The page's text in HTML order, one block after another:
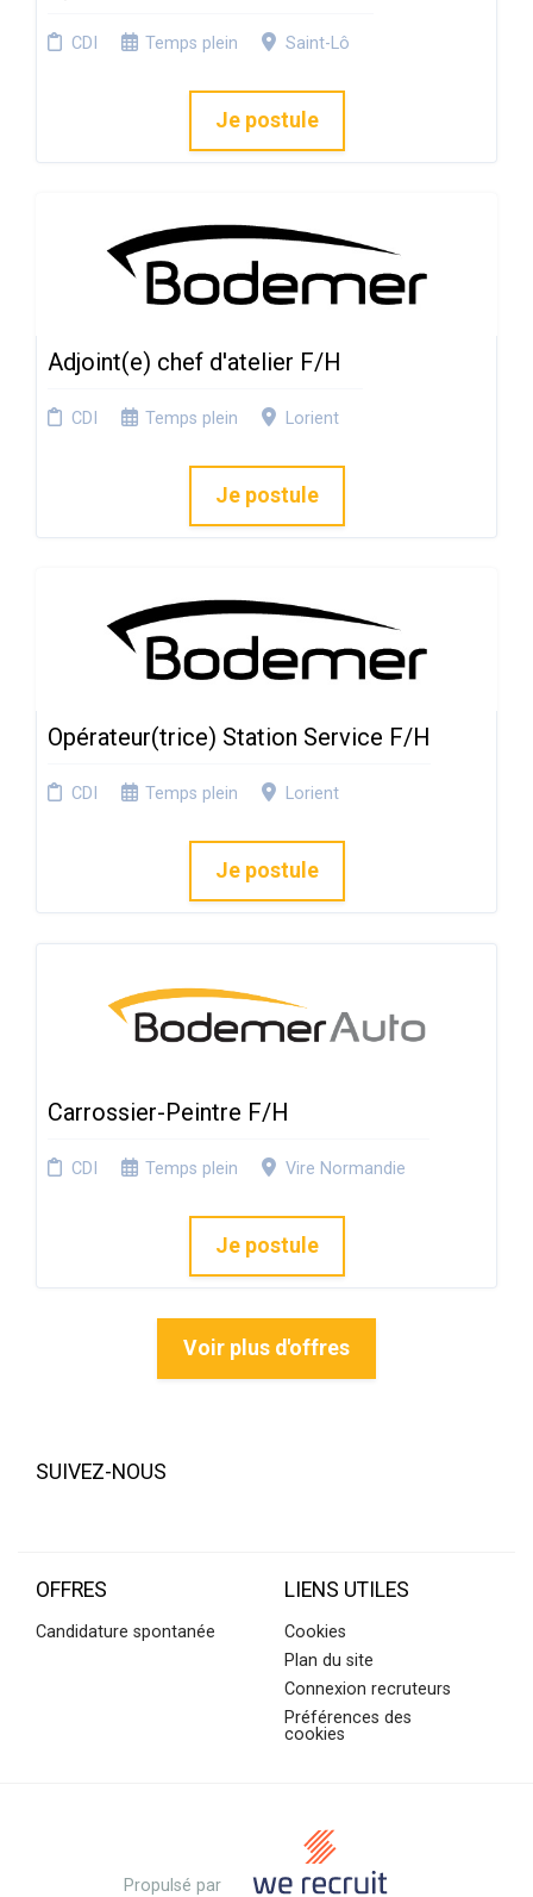
CDI Temps plein Saint-Lô
Je postule
Adjoint(e) chef d'atelier F/H
CDI Temps plein Lorient
Je postule
Opérateur(trice) Station Service F/H
CDI Temps plein Lorient
Je postule
Carrossier-Peintre F/H
CDI Temps plein Vire Normandie
Je postule
Voir plus d'offres
SUIVEZ-NOUS
OFFRES
Candidature spontanée
LIENS UTILES
Cookies
Plan du site
Connexion recruteurs
Préférences des
cookies
Propulsé par